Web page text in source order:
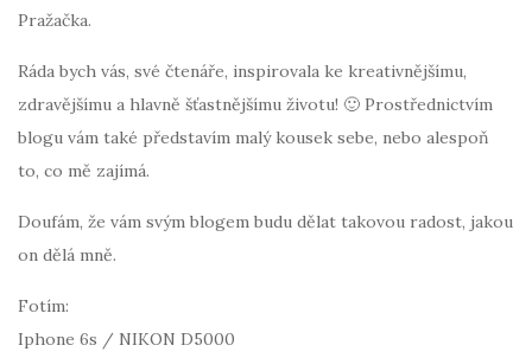
Pražačka.
Ráda bych vás, své čtenáře, inspirovala ke kreativnějšímu,
zdravějšímu a hlavně šťastnějšímu životu! 🙂 Prostřednictvím
blogu vám také představím malý kousek sebe, nebo alespoň
to, co mě zajímá.
Doufám, že vám svým blogem budu dělat takovou radost, jakou
on dělá mně.
Fotím:
Iphone 6s / NIKON D5000